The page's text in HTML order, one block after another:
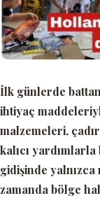
İlk günlerde
ihtiyaç
malzemeleri,
kalıcı
gidişinde yalnızca
zamanda bölge